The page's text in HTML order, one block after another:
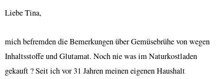
Liebe Tina,
mich befremden die Bemerkungen über Gemüsebrühe von wegen
Inhaltsstoffe und Glutamat. Noch nie was im Naturkostladen
gekauft ? Seit ich vor 31 Jahren meinen eigenen Haushalt